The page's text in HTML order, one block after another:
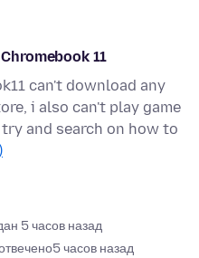
11
can't download any
i also can't play game
and search on how to
5 часов назад
5 часов назад